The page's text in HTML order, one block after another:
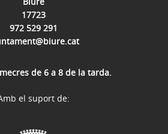
17723
972 529 291
de 6 a 8 de la tarda.
el suport de: